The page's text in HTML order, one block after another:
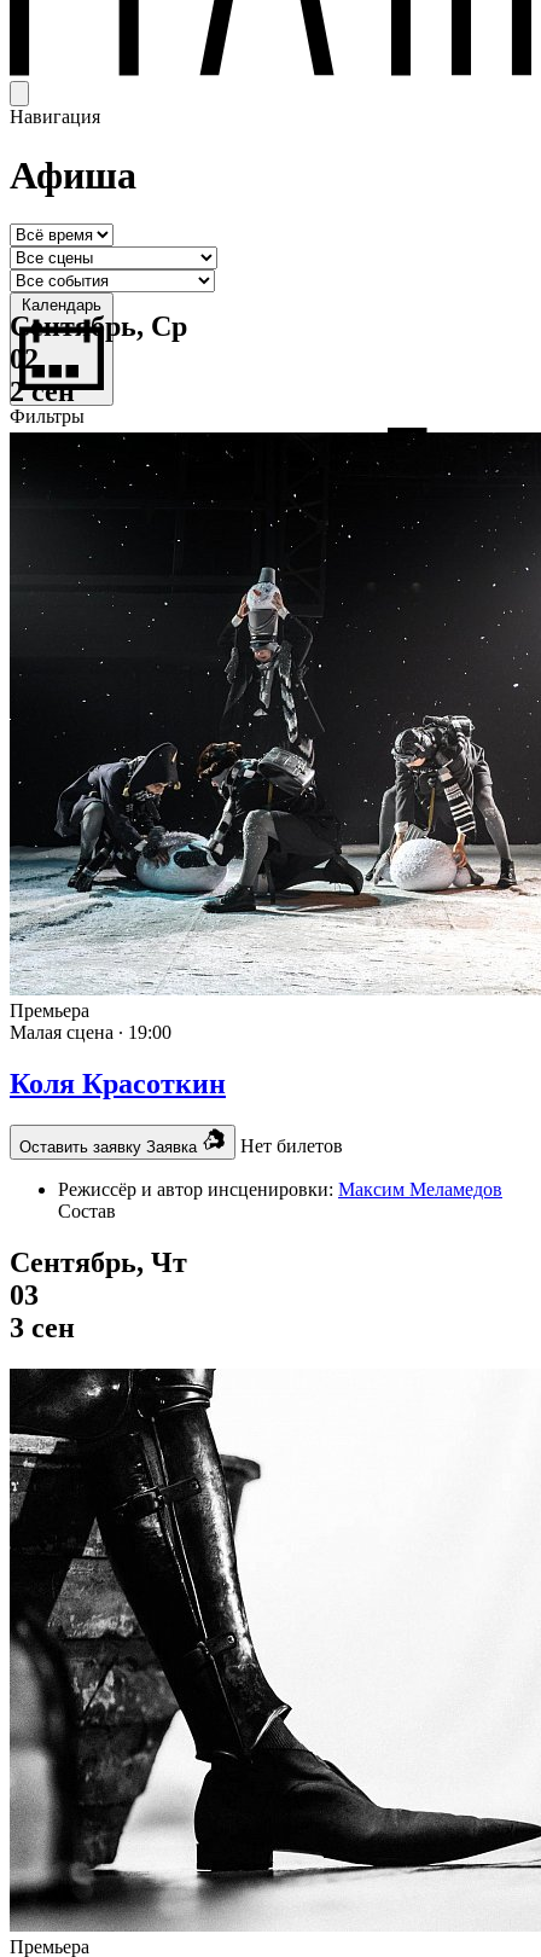
Навигация
Афиша
Календарь
Фильтры
Сентябрь, Ср
02
2 сен
Премьера
Малая сцена ∙ 19:00
Коля Красоткин
Оставить заявку Заявка Нет билетов
Режиссёр и автор инсценировки: Максим Меламедов
Состав
Сентябрь, Чт
03
3 сен
Премьера